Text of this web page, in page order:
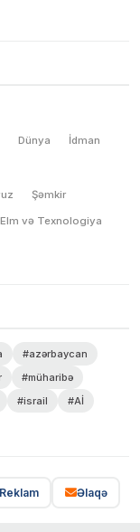
Dünya İdman
Şəmkir
Elm və Texnologiya
#azərbaycan
#müharibə
#israil
#Aİ
Əlaqə